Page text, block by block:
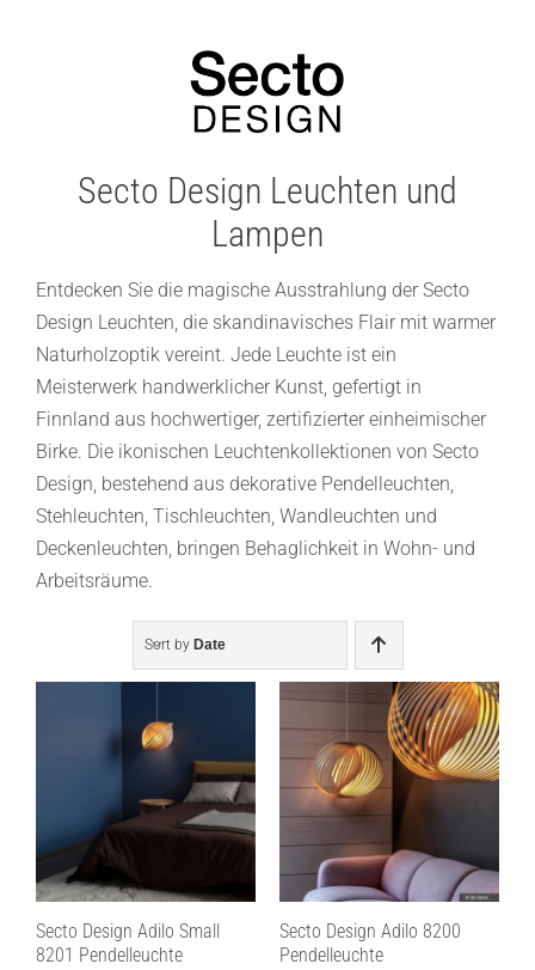
Secto Design Leuchten und
Lampen
Entdecken Sie die magische Ausstrahlung der Secto
Design Leuchten, die skandinavisches Flair mit warmer
Naturholzoptik vereint. Jede Leuchte ist ein
Meisterwerk handwerklicher Kunst, gefertigt in
Finnland aus hochwertiger, zertifizierter einheimischer
Birke. Die ikonischen Leuchtenkollektionen von Secto
Design, bestehend aus dekorative Pendelleuchten,
Stehleuchten, Tischleuchten, Wandleuchten und
Deckenleuchten, bringen Behaglichkeit in Wohn- und
Arbeitsräume.
Sort by Date
Secto Design Adilo Small
8201 Pendelleuchte
Secto Design Adilo 8200
Pendelleuchte